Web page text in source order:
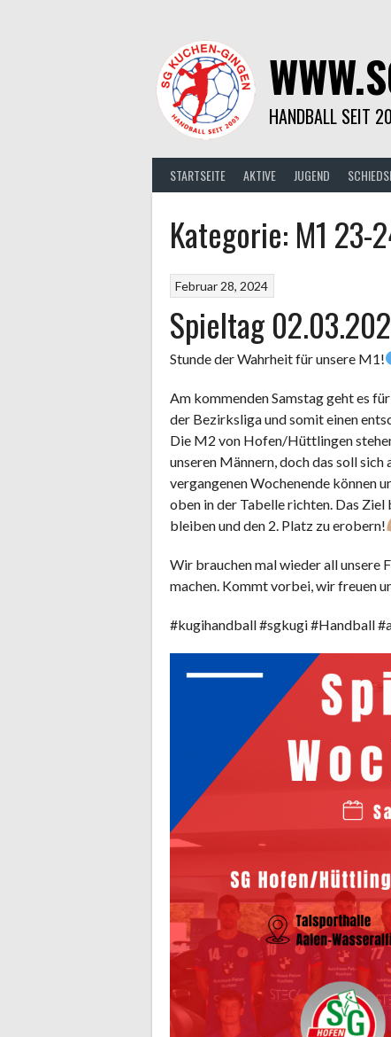
HANDBALL SEIT
STARTSEITE AKTIVE JUGEND
Kategorie: M1 23-
Februar 28, 2024
Spieltag
Stunde der Wahrheit für unsere M1!
Am kommenden Samstag geht es
der Bezirksliga und somit einen
Die M2 von Hofen/Hüttlingen
unseren Männern, doch das soll sich
vergangenen Wochenende können
oben in der Tabelle richten. Das
bleiben und den 2. Platz zu erobern!
Wir brauchen mal wieder all unsere
machen. Kommt vorbei, wir freuen
#kugihandball #sgkugi #Handball